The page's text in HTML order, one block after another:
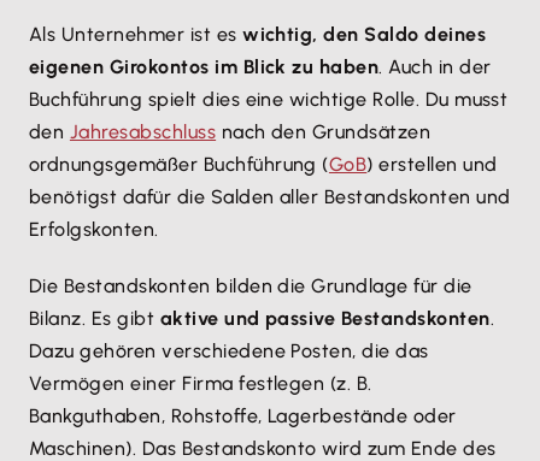
Als Unternehmer ist eswichtig, den Saldo deines
eigenen Girokontos im Blick zu haben. Auch in der
Buchführung spielt dies eine wichtige Rolle. Du musst
den Jahresabschluss nach den Grundsätzen
ordnungsgemäßer Buchführung (GoB) erstellen und
benötigst dafür die Salden aller Bestandskonten und
Erfolgskonten.
Die Bestandskonten bilden die Grundlage für die
Bilanz. Es gibt aktive und passive Bestandskonten.
Dazu gehören verschiedene Posten, die das
Vermögen einer Firma festlegen (z. B.
Bankguthaben, Rohstoffe, Lagerbestände oder
Maschinen). Das Bestandskonto wird zum Ende des